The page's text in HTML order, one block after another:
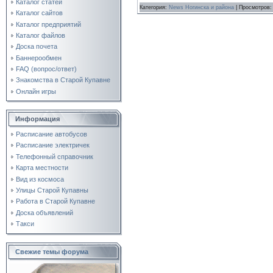
Каталог статей
Каталог сайтов
Каталог предприятий
Каталог файлов
Доска почета
Баннерообмен
FAQ (вопрос/ответ)
Знакомства в Старой Купавне
Онлайн игры
Информация
Расписание автобусов
Расписание электричек
Телефонный справочник
Карта местности
Вид из космоса
Улицы Старой Купавны
Работа в Старой Купавне
Доска объявлений
Такси
Свежие темы форума
Категория: News Ногинска и района |